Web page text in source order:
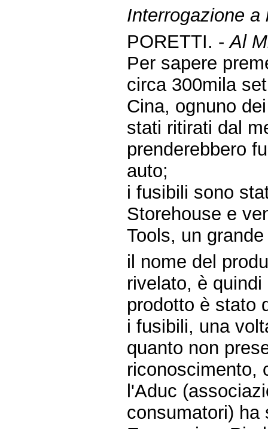
Interrogazione
PORETTI. -Al
Per sapere
circa 300mila
Cina, ognuno
stati ritirati dal
prenderebbero
auto;
i fusibili sono
Storehouse e
Tools, un
il nome del
rivelato, è
prodotto è stato
i fusibili, una
quanto non
riconoscimento,
l'Aduc
consumatori) ha